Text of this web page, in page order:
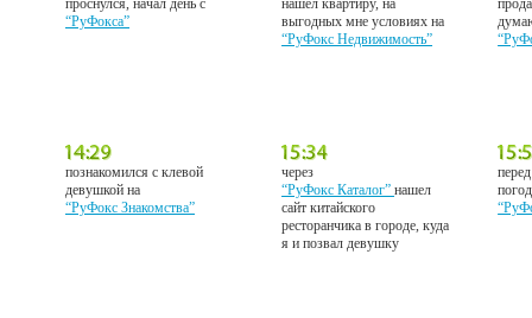
проснулся, начал день с
“РуФокса”
нашел квартиру, на
выгодных мне условиях на
“РуФокс Недвижимость”
познакомился с клевой
девушкой на
“РуФокс Знакомства”
через
“РуФокс Каталог”нашел
сайт китайского
ресторанчика в городе, куда
я и позвал девушку